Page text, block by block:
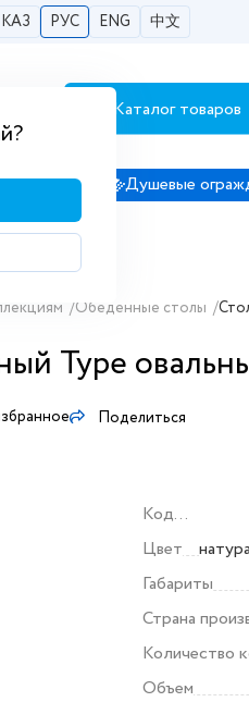
КАЗ РУС ENG 中文
РК
Каталог товаров
кабины Душевые
/Обеденные столы /
Type
Поделиться
Код
поставщика
Цвет
Габариты
Страна
Количество
Объем